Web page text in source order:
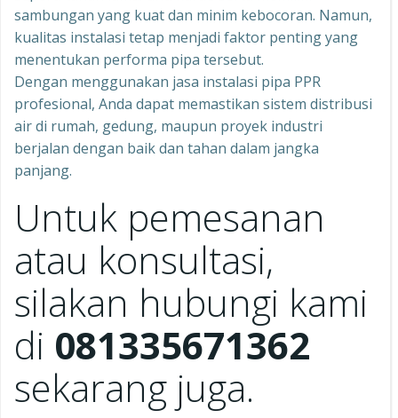
sambungan yang kuat dan minim kebocoran. Namun,
kualitas instalasi tetap menjadi faktor penting yang
menentukan performa pipa tersebut.
Dengan menggunakan jasa instalasi pipa PPR
profesional, Anda dapat memastikan sistem distribusi
air di rumah, gedung, maupun proyek industri
berjalan dengan baik dan tahan dalam jangka
panjang.
Untuk pemesanan
atau konsultasi,
silakan hubungi kami
di 081335671362
sekarang juga.